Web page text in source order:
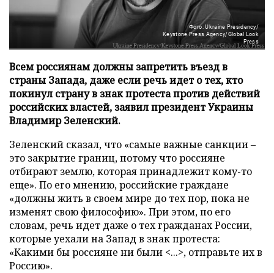
Фото: Ukraine Presidency/
Keystone Press Agency/Global Look
Press
Всем россиянам должны запретить въезд в
страны Запада, даже если речь идет о тех, кто
покинул страну в знак протеста против действий
российских властей, заявил президент Украины
Владимир Зеленский.
Зеленский сказал, что «самые важные санкции –
это закрытие границ, потому что россияне
отбирают землю, которая принадлежит кому-то
еще». По его мнению, российские граждане
«должны жить в своем мире до тех пор, пока не
изменят свою философию». При этом, по его
словам, речь идет даже о тех гражданах России,
которые уехали на Запад в знак протеста:
«Какими бы россияне ни были <...>, отправьте их в
Россию».